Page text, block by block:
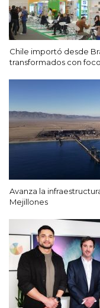
Chile importó desde
transformados con
Avanza la
Mejillones